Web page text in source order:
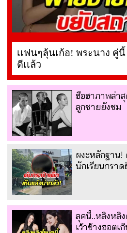
เเฟนๆลุ้นเก้อ! พระนาง คู่
ดีเเล้ว
ฮือฮาภาพล่า
ลูกชายยังชม
ผงะหลักฐาน!
นักเรียนกรา
ลุคนี้..หลิงหลิ
เว้าข้างฮอตเ